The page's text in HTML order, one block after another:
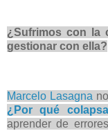
¿Sufrimos con la
gestionar con ella?
Marcelo Lasagna
¿Por qué
aprender de